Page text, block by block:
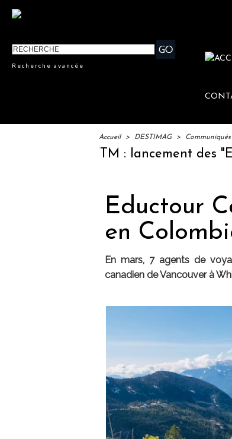
Recherche avancée
Accueil > DESTIMAG >
IFTM : lancement des
Eductour
en
En mars, 7 agents de
canadien de Vancouver à